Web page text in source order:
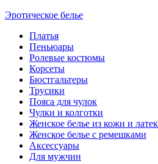
Эротическое белье
Платья
Пеньюары
Ролевые костюмы
Корсеты
Бюстгальтеры
Трусики
Пояса для чулок
Чулки и колготки
Женское белье из кожи и
Женское белье с ремешками
Аксессуары
Для мужчин